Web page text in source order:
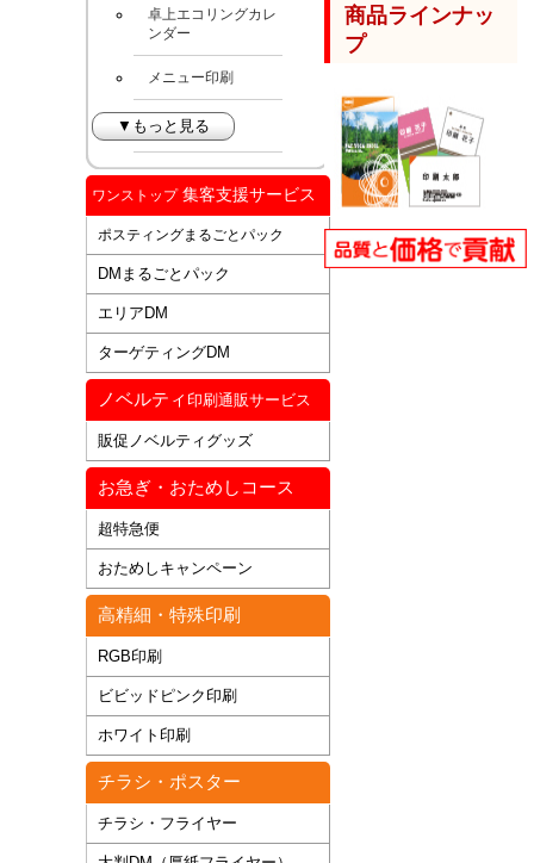
卓上エコリングカレ
ンダー
メニュー印刷
▼もっと見る
ワンストップ集客支援サービス
ポスティングまるごとパック
DMまるごとパック
エリアDM
ターゲティングDM
ノベルティ 印刷通販サービス
販促ノベルティグッズ
お急ぎ・おためしコース
超特急便
おためしキャンペーン
高精細・特殊印刷
RGB印刷
ビビッドピンク印刷
ホワイト印刷
チラシ・ポスター
チラシ・フライヤー
商品ラインナッ
プ